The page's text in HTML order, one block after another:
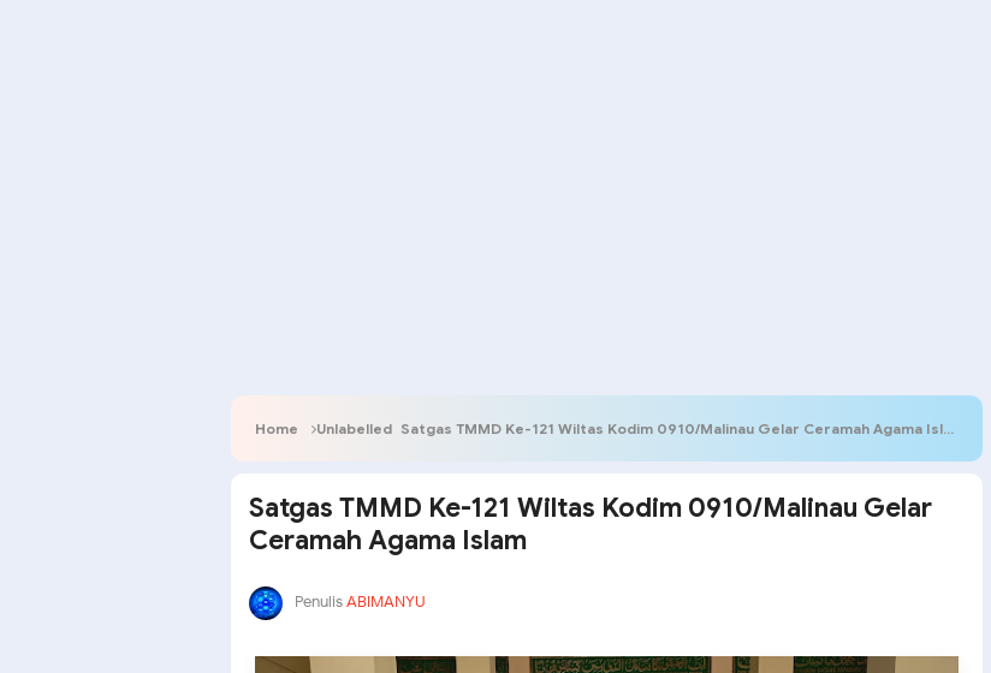
Home Unlabelled Satgas TMMD Ke-121 Wiltas Kodim 0910/Malinau Gelar Ceramah Agama Islam
Satgas TMMD Ke-121 Wiltas Kodim 0910/Malinau Gelar
Ceramah Agama Islam
PenulisABIMANYU